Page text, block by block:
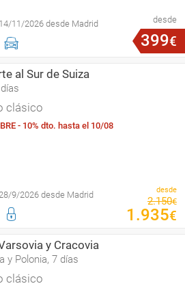
11/2026 desde Madrid desde
399€
al Sur de Suiza
clásico
- 10% dto. hasta el 10/08
9/2026 desde Madrid desde
2.150€
1 .935€
y Cracovia
y Polonia, 7 días
clásico